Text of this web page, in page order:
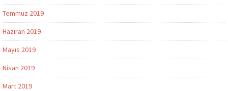
Temmuz 2019
Haziran 2019
Mayıs 2019
Nisan 2019
Mart 2019